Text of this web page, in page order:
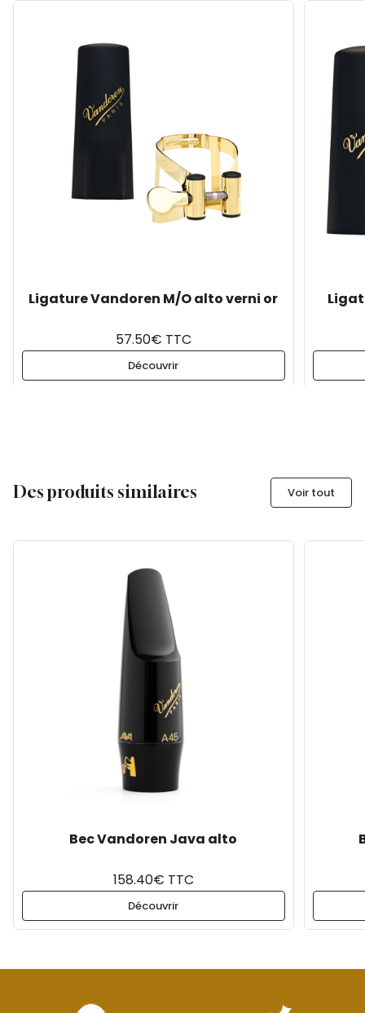
Ligature Vandoren M/O alto verni or
57.50€ TTC
Découvrir
Des produits similaires Voir tout
Bec Vandoren Java alto
158.40€ TTC
Découvrir